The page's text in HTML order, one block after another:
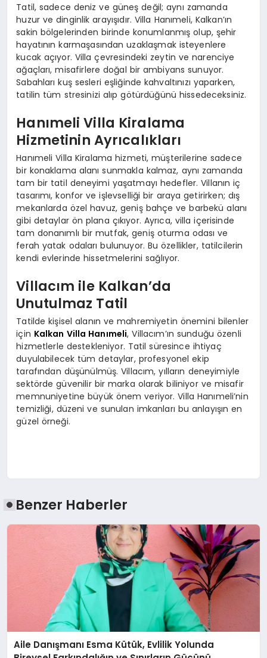
Tatil, sadece deniz ve güneş değil; aynı zamanda
huzur ve dinginlik arayışıdır. Villa Hanımeli, Kalkan’ın
sakin bölgelerinden birinde konumlanmış olup, şehir
hayatının karmaşasından uzaklaşmak isteyenlere
kucak açıyor. Villa çevresindeki zeytin ve narenciye
ağaçları, misafirlere doğal bir ambiyans sunuyor.
Sabahları kuş sesleri eşliğinde kahvaltınızı yaparken,
tatilin tüm stresinizi alıp götürdüğünü hissedeceksiniz.
Hanımeli Villa Kiralama
Hizmetinin Ayrıcalıkları
Hanımeli Villa Kiralama hizmeti, müşterilerine sadece
bir konaklama alanı sunmakla kalmaz, aynı zamanda
tam bir tatil deneyimi yaşatmayı hedefler. Villanın iç
tasarımı, konfor ve işlevselliği bir araya getirirken; dış
mekanlarda özel havuz, geniş bahçe ve barbekü alanı
gibi detaylar ön plana çıkıyor. Ayrıca, villa içerisinde
tam donanımlı bir mutfak, geniş oturma odası ve
ferah yatak odaları bulunuyor. Bu özellikler, tatilcilerin
kendi evlerinde hissetmelerini sağlıyor.
Villacım ile Kalkan’da
Unutulmaz Tatil
Tatilde kişisel alanın ve mahremiyetin önemini bilenler
için Kalkan Villa Hanımeli, Villacım’ın sunduğu özenli
hizmetlerle destekleniyor. Tatil süresince ihtiyaç
duyulabilecek tüm detaylar, profesyonel ekip
tarafından düşünülmüş. Villacım, yılların deneyimiyle
sektörde güvenilir bir marka olarak biliniyor ve misafir
memnuniyetine büyük önem veriyor. Villa Hanımeli’nin
temizliği, düzeni ve sunulan imkanları bu anlayışın en
güzel örneği.
Benzer Haberler
Aile Danışmanı Esma Kütük, Evlilik Yolunda